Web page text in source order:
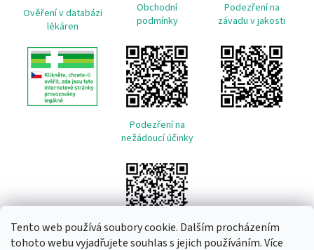
Tento web používá soubory cookie. Dalším procházením
tohoto webu vyjadřujete souhlas s jejich používáním. Více
Ověření v databázi
lékáren
Obchodní
podmínky
Podezření na
závadu v jakosti
Podezření na
nežádoucí účinky